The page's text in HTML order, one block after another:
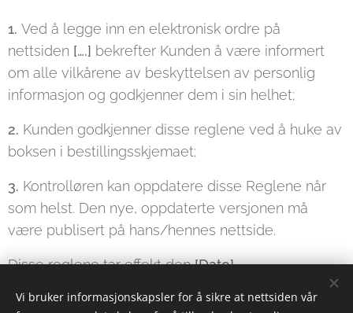
1. Ved å legge inn en elektronisk ordre på
nettsiden [….] bekrefter Kunden å være informert
om alle vilkårene av beskyttelsen av personlig
informasjon og godkjenner dem i sin helhet;
2. Kunden godkjenner disse reglene ved å huke av
boksen i bestillingsskjemaet;
3. Kontrolløren kan oppdatere disse Reglene når
som helst. Den nye, oppdaterte versjonen må
være publisert på hans/hennes nettside.
Disse reglene tar effekt den[Dato]
Vi bruker informasjonskapsler for å sikre at nettsiden vår